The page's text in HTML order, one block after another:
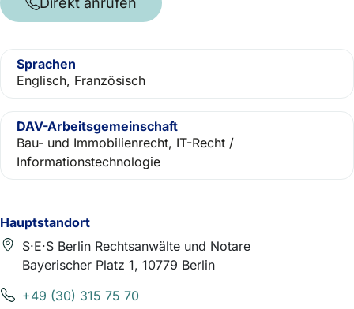
Hauptstandort
S·E·S Berlin Rechtsanwälte und Notare
Bayerischer Platz 1, 10779 Berlin
+49 (30) 315 75 70
Sprachen
Englisch, Französisch
DAV-Arbeitsgemeinschaft
Bau- und Immobilienrecht, IT-Recht /
Informationstechnologie